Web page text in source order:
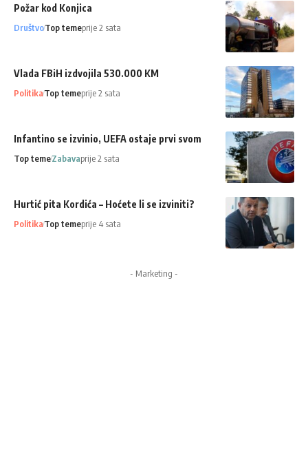
Požar kod Konjica
DruštvoTop temeprije 2 sata
Vlada FBiH izdvojila 530.000 KM
PolitikaTop temeprije 2 sata
Infantino se izvinio, UEFA ostaje prvi svom
Top temeZabavaprije 2 sata
Hurtić pita Kordića – Hoćete li se izviniti?
PolitikaTop temeprije 4 sata
- Marketing -